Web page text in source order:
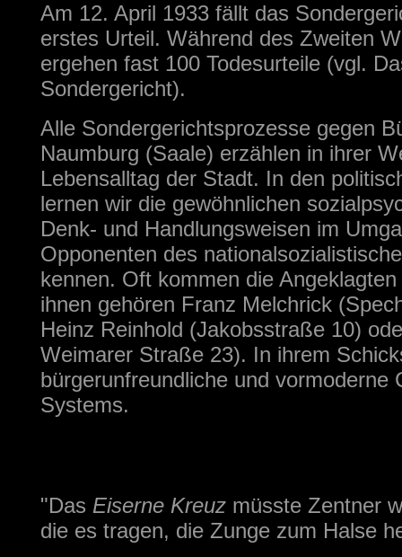
Am 12. April 1933 fällt das
erstes Urteil. Während des Zweiten
ergehen fast 100 Todesurteile (vgl.
Sondergericht).
Alle Sondergerichtsprozesse gegen
Naumburg (Saale) erzählen in ihrer
Lebensalltag der Stadt. In den
lernen wir die gewöhnlichen
Denk- und Handlungsweisen im
Opponenten des
kennen. Oft kommen die
ihnen gehören Franz Melchrick
Heinz Reinhold (Jakobsstraße 10)
Weimarer Straße 23). In ihrem
bürgerunfreundliche und
Systems.
"Das Eiserne Kreuz müsste Zentner
die es tragen, die Zunge zum Halse